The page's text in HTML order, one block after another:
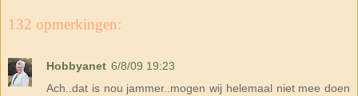
132 opmerkingen:
Hobbyanet 6/8/09 19:23
Ach..dat is nou jammer..mogen wij helemaal niet mee doen